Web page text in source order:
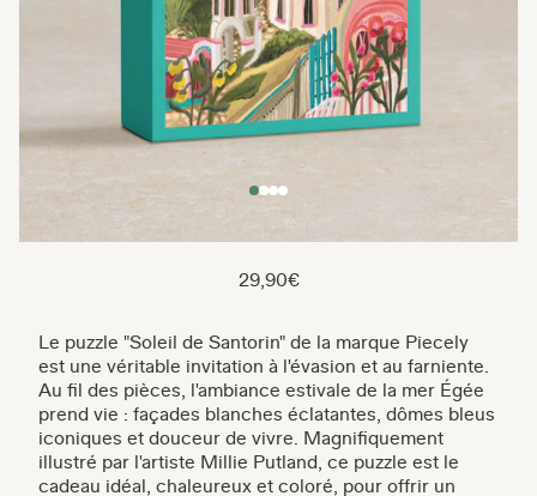
29,90€
Le puzzle "Soleil de Santorin" de la marque Piecely
est une véritable invitation à l'évasion et au farniente.
Au fil des pièces, l'ambiance estivale de la mer Égée
prend vie : façades blanches éclatantes, dômes bleus
iconiques et douceur de vivre. Magnifiquement
illustré par l'artiste Millie Putland, ce puzzle est le
cadeau idéal, chaleureux et coloré, pour offrir un